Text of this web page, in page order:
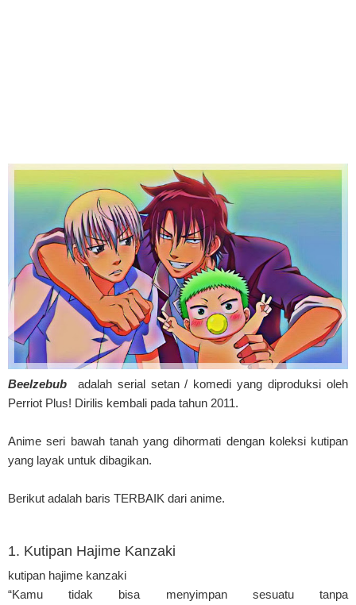
Beelzebub adalah serial setan / komedi yang diproduksi oleh
Perriot Plus! Dirilis kembali pada tahun 2011.
Anime seri bawah tanah yang dihormati dengan koleksi kutipan
yang layak untuk dibagikan.
Berikut adalah baris TERBAIK dari anime.
1. Kutipan Hajime Kanzaki
kutipan hajime kanzaki
“Kamu tidak bisa menyimpan sesuatu tanpa